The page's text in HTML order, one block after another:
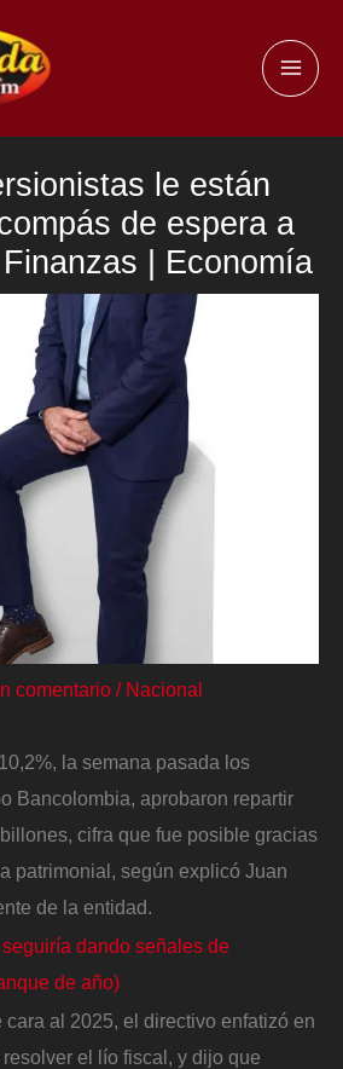
le están
de espera a
Finanzas | Economía
comentario / Nacional
la semana pasada los
Bancolombia, aprobaron repartir
cifra que fue posible gracias
patrimonial, según explicó Juan
de la entidad.
dando señales de
de año)
al 2025, el directivo enfatizó en
el lío fiscal, y dijo que